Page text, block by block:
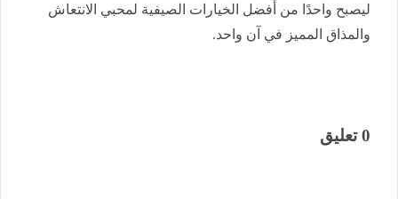
ليصبح واحدًا من أفضل الخيارات الصيفية لمحبي الانتعاش
والمذاق المميز في آن واحد.
0 تعليق